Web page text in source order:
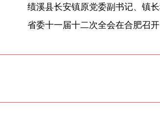
省委十一届十二次全会在合肥召开